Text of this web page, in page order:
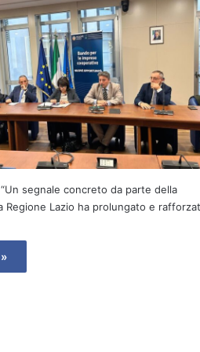
segnale concreto da parte della
Regione Lazio ha prolungato e